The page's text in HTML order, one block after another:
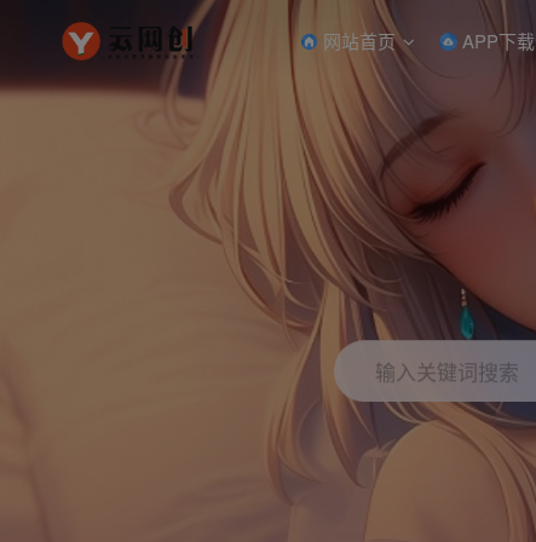
网站首页 APP下载
输入关键词搜索